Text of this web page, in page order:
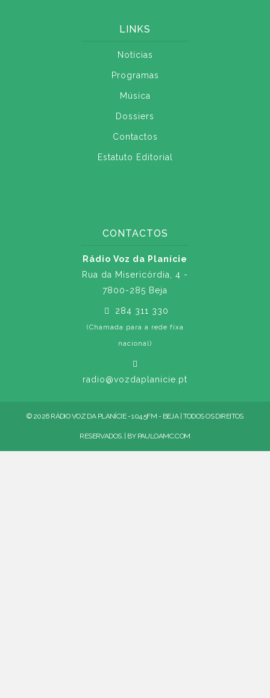
LINKS
Notícias
Programas
Música
Dossiers
Contactos
Estatuto Editorial
CONTACTOS
Rádio Voz da Planície
Rua da Misericórdia, 4 -
7800-285 Beja
284 311 330
(Chamada para a rede fixa
nacional)
radio@vozdaplanicie.pt
© 2026 RÁDIO VOZ DA PLANÍCIE - 104.5FM - BEJA | TODOS OS DIREITOS
RESERVADOS. | BY PAULOAMC.COM